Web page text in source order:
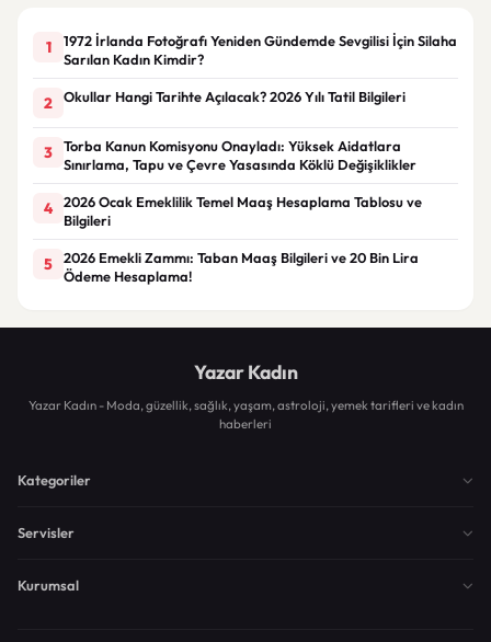
1
1972 İrlanda Fotoğrafı Yeniden Gündemde Sevgilisi İçin Silaha
Sarılan Kadın Kimdir?
2 Okullar Hangi Tarihte Açılacak? 2026 Yılı Tatil Bilgileri
3
Torba Kanun Komisyonu Onayladı: Yüksek Aidatlara
Sınırlama, Tapu ve Çevre Yasasında Köklü Değişiklikler
4
2026 Ocak Emeklilik Temel Maaş Hesaplama Tablosu ve
Bilgileri
5
2026 Emekli Zammı: Taban Maaş Bilgileri ve 20 Bin Lira
Ödeme Hesaplama!
Yazar Kadın
Yazar Kadın - Moda, güzellik, sağlık, yaşam, astroloji, yemek tarifleri ve kadın
haberleri
Kategoriler
Servisler
Kurumsal